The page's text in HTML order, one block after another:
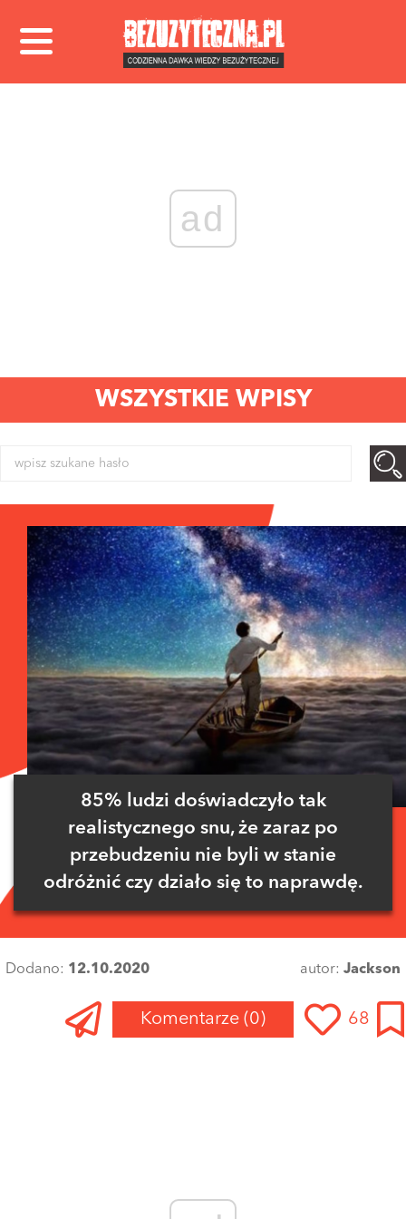
ad
WSZYSTKIE WPISY
85% ludzi doświadczyło tak
realistycznego snu, że zaraz po
przebudzeniu nie byli w stanie
odróżnić czy działo się to naprawdę.
Dodano: 12.10.2020 autor: Jackson
Komentarze (0) 68